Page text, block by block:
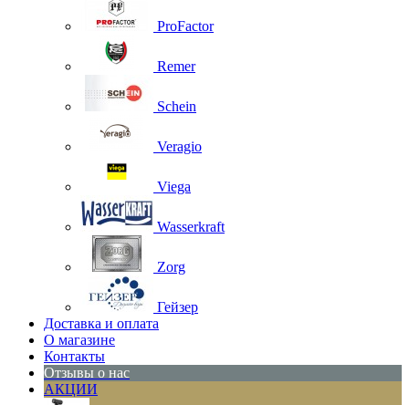
ProFactor
Remer
Schein
Veragio
Viega
Wasserkraft
Zorg
Гейзер
Доставка и оплата
О магазине
Контакты
Отзывы о нас
АКЦИИ